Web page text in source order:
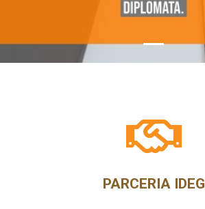
PARCERIA IDEG